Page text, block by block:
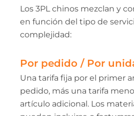
Los 3PL chinos mezclan y
en función del tipo de
complejidad:
Por pedido / Por
Una tarifa fija por el primer
pedido, más una tarifa
artículo adicional. Los